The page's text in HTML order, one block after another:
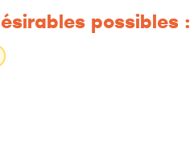
possibles :